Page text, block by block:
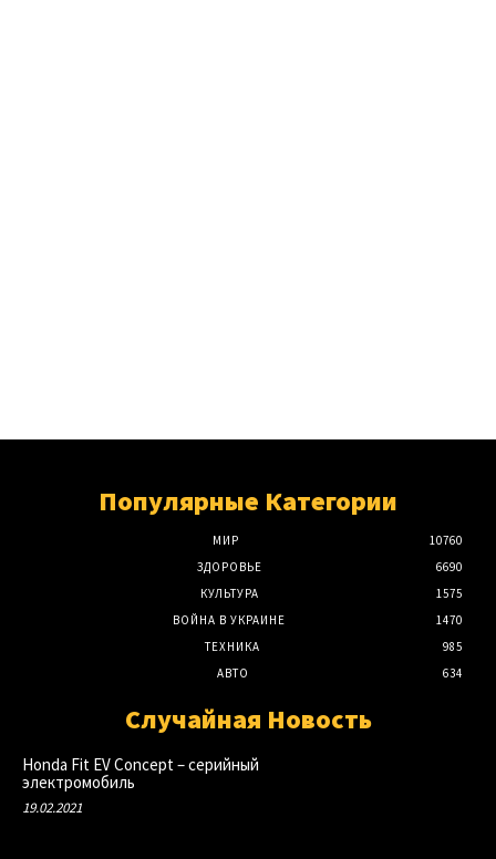
Популярные Категории
МИР
10760
ЗДОРОВЬЕ
6690
КУЛЬТУРА
1575
ВОЙНА В УКРАИНЕ
1470
ТЕХНИКА
985
АВТО
634
Случайная Новость
Honda Fit EV Concept – серийный
электромобиль
19.02.2021